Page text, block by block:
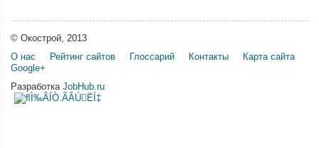
© Окострой, 2013
О нас
Рейтинг сайтов Глоссарий Контакты
Карта сайта
Google+
Разработка JobHub.ru